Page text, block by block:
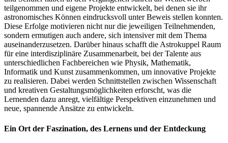
teilgenommen und eigene Projekte entwickelt, bei denen sie ihr
astronomisches Können eindrucksvoll unter Beweis stellen konnten.
Diese Erfolge motivieren nicht nur die jeweiligen Teilnehmenden,
sondern ermutigen auch andere, sich intensiver mit dem Thema
auseinanderzusetzen. Darüber hinaus schafft die Astrokuppel Raum
für eine interdisziplinäre Zusammenarbeit, bei der Talente aus
unterschiedlichen Fachbereichen wie Physik, Mathematik,
Informatik und Kunst zusammenkommen, um innovative Projekte
zu realisieren. Dabei werden Schnittstellen zwischen Wissenschaft
und kreativen Gestaltungsmöglichkeiten erforscht, was die
Lernenden dazu anregt, vielfältige Perspektiven einzunehmen und
neue, spannende Ansätze zu entwickeln.
Ein Ort der Faszination, des Lernens und der Entdeckung